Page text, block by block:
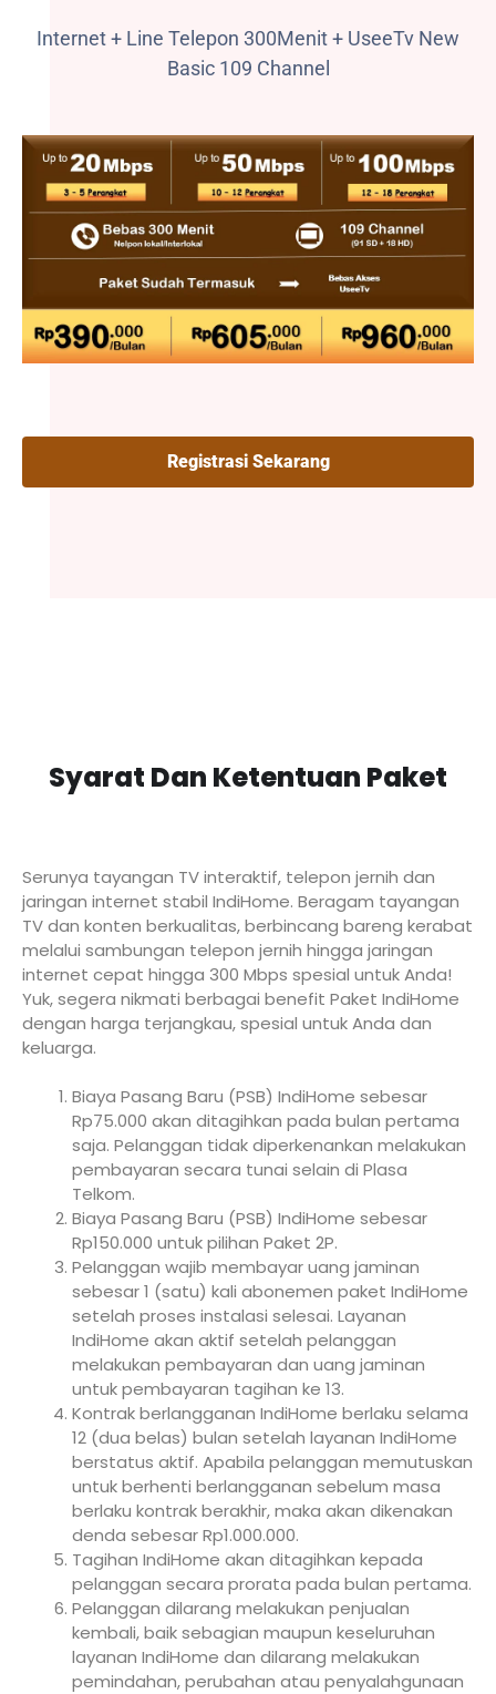
Internet + Line Telepon 300Menit + UseeTv New
Basic 109 Channel
Registrasi Sekarang
Syarat Dan Ketentuan Paket
Serunya tayangan TV interaktif, telepon jernih dan
jaringan internet stabil IndiHome. Beragam tayangan
TV dan konten berkualitas, berbincang bareng kerabat
melalui sambungan telepon jernih hingga jaringan
internet cepat hingga 300 Mbps spesial untuk Anda!
Yuk, segera nikmati berbagai benefit Paket IndiHome
dengan harga terjangkau, spesial untuk Anda dan
keluarga.
Biaya Pasang Baru (PSB) IndiHome sebesar
Rp75.000 akan ditagihkan pada bulan pertama
saja. Pelanggan tidak diperkenankan melakukan
pembayaran secara tunai selain di Plasa
Telkom.
Biaya Pasang Baru (PSB) IndiHome sebesar
Rp150.000 untuk pilihan Paket 2P.
Pelanggan wajib membayar uang jaminan
sebesar 1 (satu) kali abonemen paket IndiHome
setelah proses instalasi selesai. Layanan
IndiHome akan aktif setelah pelanggan
melakukan pembayaran dan uang jaminan
untuk pembayaran tagihan ke 13.
Kontrak berlangganan IndiHome berlaku selama
12 (dua belas) bulan setelah layanan IndiHome
berstatus aktif. Apabila pelanggan memutuskan
untuk berhenti berlangganan sebelum masa
berlaku kontrak berakhir, maka akan dikenakan
denda sebesar Rp1.000.000.
Tagihan IndiHome akan ditagihkan kepada
pelanggan secara prorata pada bulan pertama.
Pelanggan dilarang melakukan penjualan
kembali, baik sebagian maupun keseluruhan
layanan IndiHome dan dilarang melakukan
pemindahan, perubahan atau penyalahgunaan